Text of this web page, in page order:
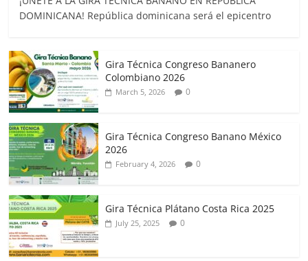
DOMINICANA! República dominicana será el epicentro
Gira Técnica Congreso Bananero
Colombiano 2026
March 5, 2026 0
Gira Técnica Congreso Banano México
2026
February 4, 2026 0
Gira Técnica Plátano Costa Rica 2025
July 25, 2025 0